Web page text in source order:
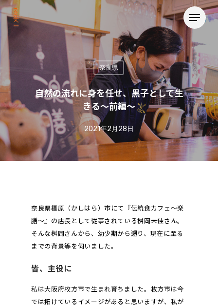
奈良県
自然の流れに身を任せ、黒子として生
きる〜前編〜
2021年2月28日
奈良県橿原（かしはら）市にて『伝統食カフェ〜楽
膳〜』の店長として従事されている桝岡未佳さん。
そんな桝岡さんから、幼少期から遡り、現在に至る
までの背景等を伺いました。
皆、主役に
私は大阪府枚方市で生まれ育ちました。枚方市は今
では拓けているイメージがあると思いますが、私が